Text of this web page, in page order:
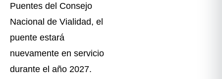
Puentes del Consejo
Nacional de Vialidad, el
puente estará
nuevamente en servicio
durante el año 2027.